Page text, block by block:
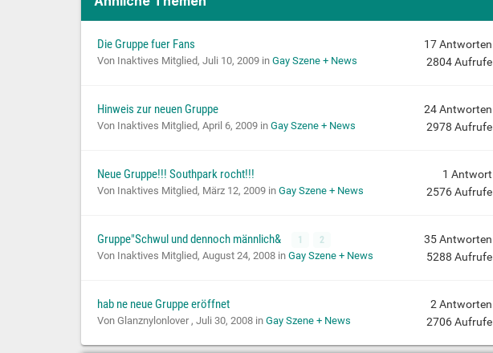
Die Gruppe fuer Fans
Von Inaktives Mitglied, Juli 10, 2009in Gay Szene + News
17 Antworten
2804 Aufrufe
Hinweis zur neuen Gruppe
Von Inaktives Mitglied, April 6, 2009in Gay Szene + News
24 Antworten
2978 Aufrufe
Neue Gruppe!!! Southpark rocht!!!
Von Inaktives Mitglied, März 12, 2009in Gay Szene + News
1 Antwort
2576 Aufrufe
Gruppe"Schwul und dennoch männlich& 1 2
Von Inaktives Mitglied, August 24, 2008in Gay Szene + News
35 Antworten
5288 Aufrufe
hab ne neue Gruppe eröffnet
Von Glanznylonlover , Juli 30, 2008in Gay Szene + News
2 Antworten
2706 Aufrufe